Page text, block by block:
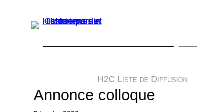
h
H2C Liste de Diffusion
Annonce colloque